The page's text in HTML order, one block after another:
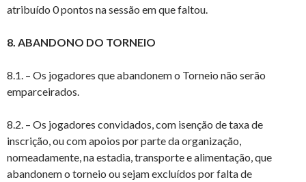
atribuído 0 pontos na sessão em que faltou.
8. ABANDONO DO TORNEIO
8.1. – Os jogadores que abandonem o Torneio não serão
emparceirados.
8.2. – Os jogadores convidados, com isenção de taxa de
inscrição, ou com apoios por parte da organização,
nomeadamente, na estadia, transporte e alimentação, que
abandonem o torneio ou sejam excluídos por falta de